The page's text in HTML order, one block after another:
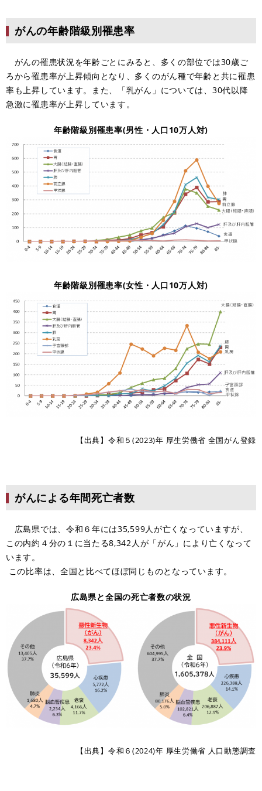
がんの年齢階級別罹患率
がんの罹患状況を年齢ごとにみると、多くの部位では30歳ご
ろから罹患率が上昇傾向となり、多くのがん種で年齢と共に罹患
率も上昇しています。また、「乳がん」については、30代以降
急激に罹患率が上昇しています。
年齢階級別罹患率(男性・人口10万人対)
年齢階級別罹患率(女性・人口10万人対)
【出典】令和５(2023)年 厚生労働省 全国がん登録
がんによる年間死亡者数
広島県では、令和６年には35,599人が亡くなっていますが、
この内約４分の１に当たる8,342人が「がん」により亡くなって
います。
この比率は、全国と比べてほぼ同じものとなっています。
広島県と全国の死亡者数の状況
【出典】令和６(2024)年 厚生労働省 人口動態調査